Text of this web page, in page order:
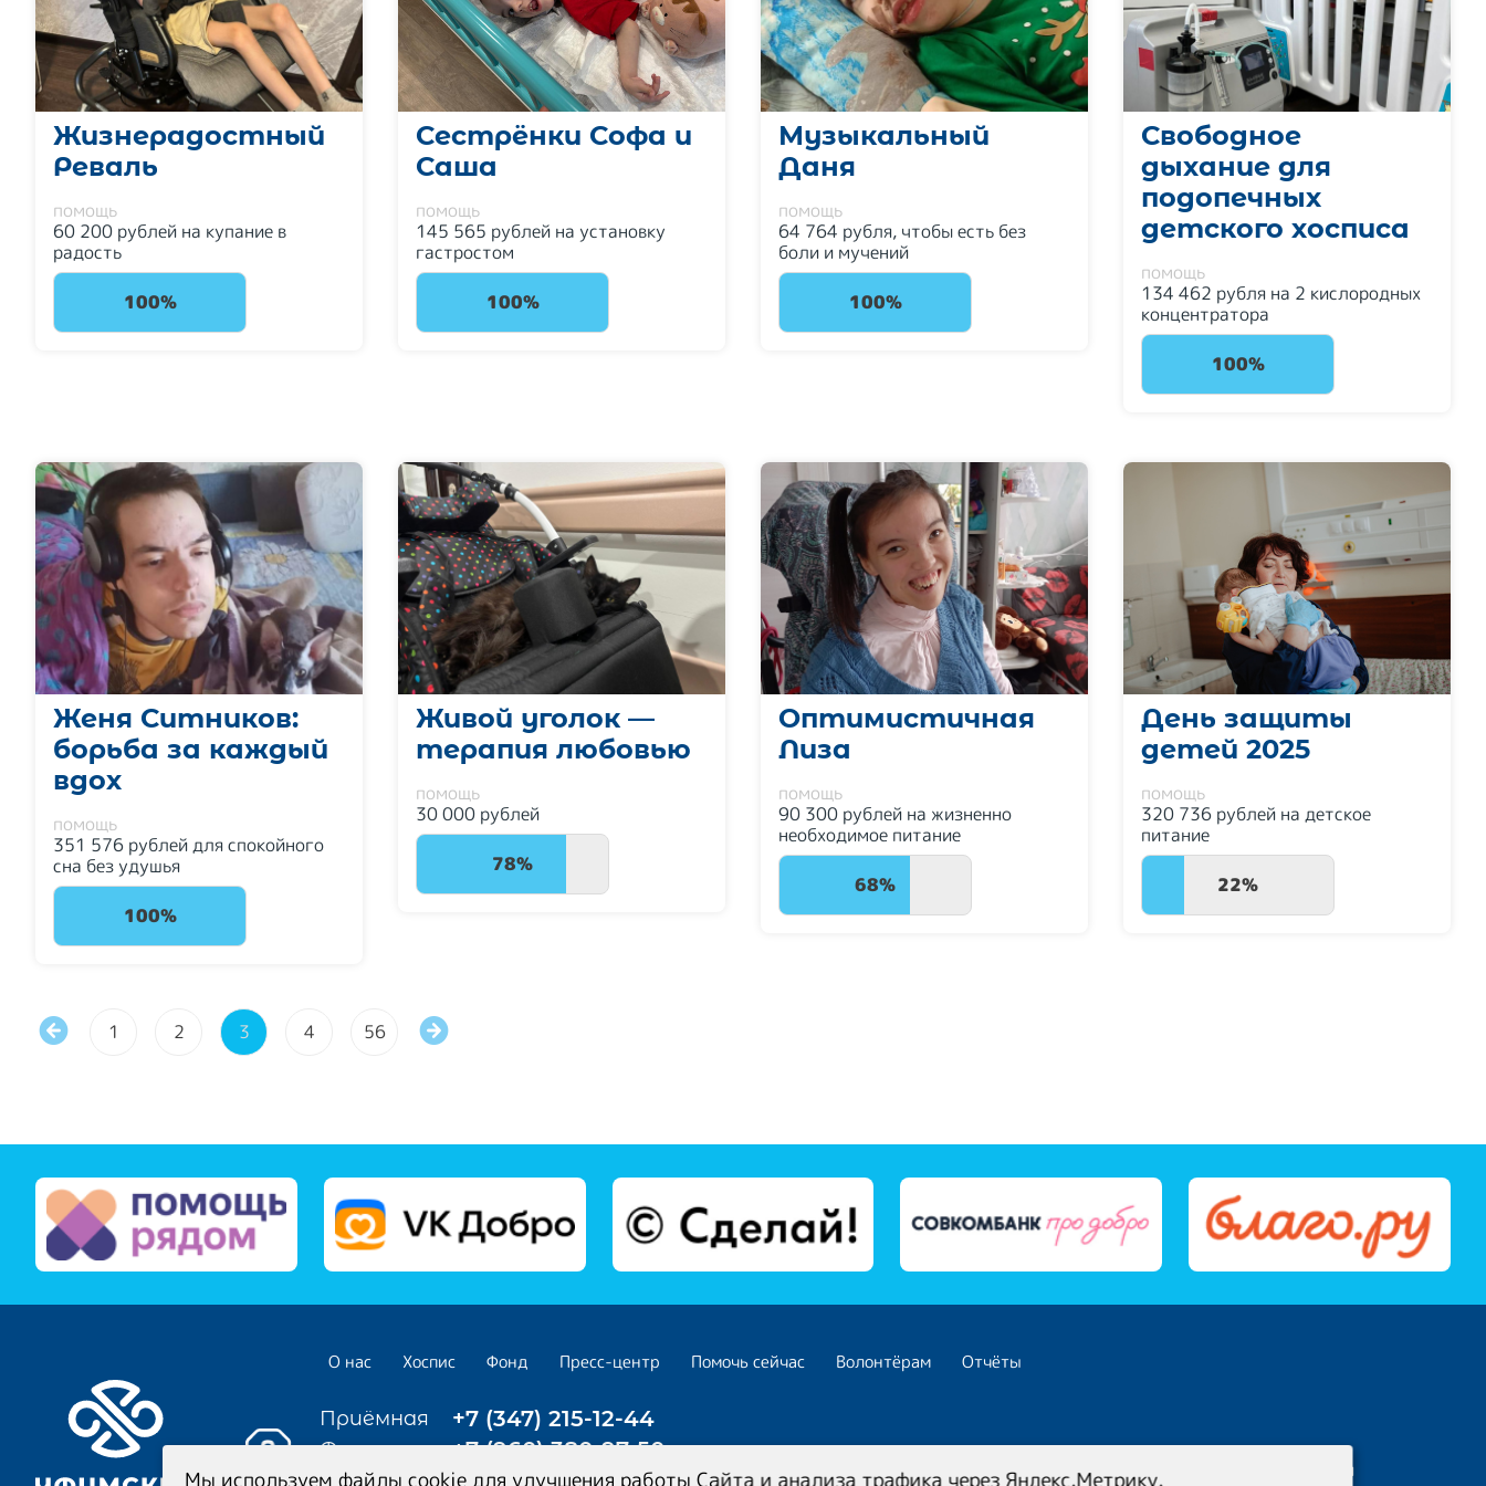
Жизнерадостный
Реваль
помощь
60 200 рублей на купание в
радость
100%
Сестрёнки Софа и
Саша
помощь
145 565 рублей на установку
гастростом
100%
Музыкальный
Даня
помощь
64 764 рубля, чтобы есть без
боли и мучений
100%
Свободное
дыхание для
подопечных
детского хосписа
помощь
134 462 рубля на 2 кислородных
концентратора
100%
Женя Ситников:
борьба за каждый
вдох
помощь
351 576 рублей для спокойного
сна без удушья
100%
Живой уголок —
терапия любовью
помощь
30 000 рублей
78%
Оптимистичная
Лиза
помощь
90 300 рублей на жизненно
необходимое питание
68%
День защиты
детей 2025
помощь
320 736 рублей на детское
питание
22%
1 2 3 4 56
О нас Хоспис Фонд Пресс-центр Помочь сейчас Волонтёрам Отчёты
Приёмная +7 (347) 215-12-44
Фонд +7 (960) 380-97-50
Медицинский
Политика конфиденциальности
Мы используем файлы cookie для улучшения работы Сайта и анализа трафика через Яндекс.Метрику.